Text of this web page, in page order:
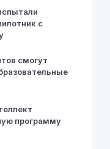
с
смогут
программу